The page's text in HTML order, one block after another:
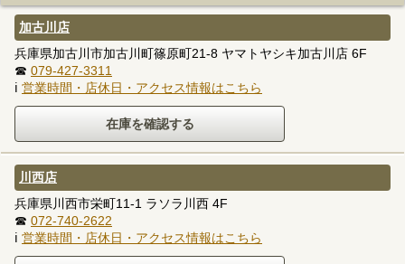
加古川店
兵庫県加古川市加古川町篠原町21-8 ヤマトヤシキ加古川店 6F
☎ 079-427-3311
ℹ 営業時間・店休日・アクセス情報はこちら
川西店
兵庫県川西市栄町11-1 ラソラ川西 4F
☎ 072-740-2622
ℹ 営業時間・店休日・アクセス情報はこちら